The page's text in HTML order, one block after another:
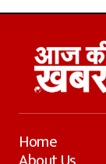
Home